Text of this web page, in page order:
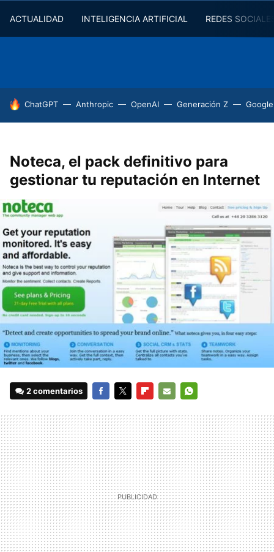
ACTUALIDAD INTELIGENCIA ARTIFICIAL REDES
HOY SE HABLA DE
ChatGPT Anthropic OpenAI Generación Z
Noteca, el pack definitivo para
gestionar tu reputación en Internet
2 comentarios
MAIL